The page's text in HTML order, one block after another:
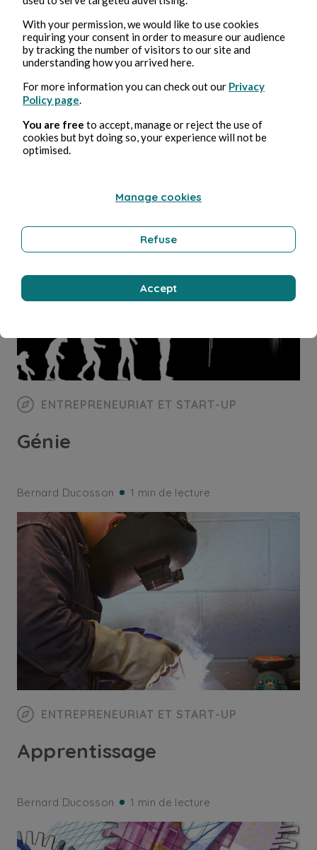
ENTREPRENEURIAT ET START-UP
Serment
ENTREPRENEURIAT ET START-UP
Génie
Bernard Ducosson 1 min de lecture
ENTREPRENEURIAT ET START-UP
Apprentissage
Bernard Ducosson 1 min de lecture
With your permission, we would like to use cookies
requiring your consent in order to measure our audience
by tracking the number of visitors to our site and
understanding how you arrived here.
For more information you can check out our Privacy
Policy page
You are free to accept, manage or reject the use of
cookies but byt doing so, your experience will not be
optimised.
Manage cookies
Refuse
Accept